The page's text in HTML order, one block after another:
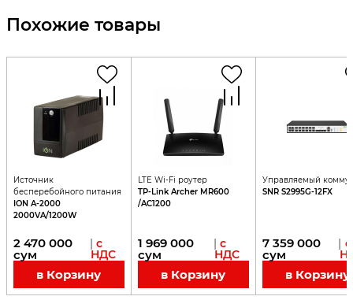
Похожие товары
Источник
бесперебойного питания
ION A-2000
2000VA/1200W
2 470 000
сум
| с
НДС
в Корзину
LTE Wi-Fi роутер
TP-Link Archer MR600
/AC1200
1 969 000
сум
| с
НДС
в Корзину
Управляемый
SNR S2995G-12FX
7 359 000
сум
| с
в Корзину